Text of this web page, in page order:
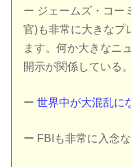
ー ジェームズ・コー
官)も非常に大きなプ
ます。何か大きなニ
開示が関係している。
ー 世界中が大混乱に
ー FBIも非常に入念